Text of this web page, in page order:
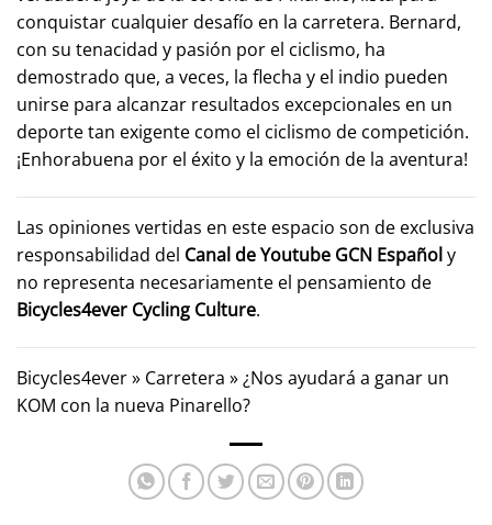
conquistar cualquier desafío en la carretera. Bernard,
con su tenacidad y pasión por el ciclismo, ha
demostrado que, a veces, la flecha y el indio pueden
unirse para alcanzar resultados excepcionales en un
deporte tan exigente como el ciclismo de competición.
¡Enhorabuena por el éxito y la emoción de la aventura!
Las opiniones vertidas en este espacio son de exclusiva
responsabilidad del Canal de Youtube GCN Españoly
no representa necesariamente el pensamiento de
Bicycles4ever Cycling Culture.
Bicycles4ever» Carretera »¿Nos ayudará a ganar un
KOM con la nueva Pinarello?